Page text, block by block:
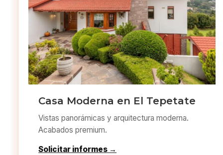
Casa Moderna en El Tepetate
Vistas panorámicas y arquitectura moderna.
Acabados premium.
Solicitar informes →